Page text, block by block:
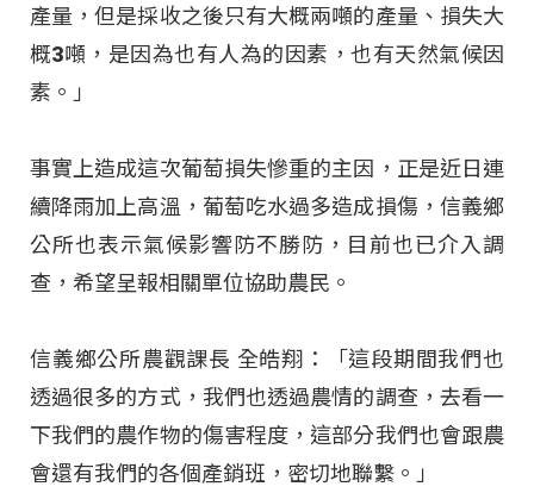
產量，但是採收之後只有大概兩噸的產量、損失大
概3噸，是因為也有人為的因素，也有天然氣候因
素。」
事實上造成這次葡萄損失慘重的主因，正是近日連
續降雨加上高溫，葡萄吃水過多造成損傷，信義鄉
公所也表示氣候影響防不勝防，目前也已介入調
查，希望呈報相關單位協助農民。
信義鄉公所農觀課長 全皓翔：「這段期間我們也
透過很多的方式，我們也透過農情的調查，去看一
下我們的農作物的傷害程度，這部分我們也會跟農
會還有我們的各個產銷班，密切地聯繫。」